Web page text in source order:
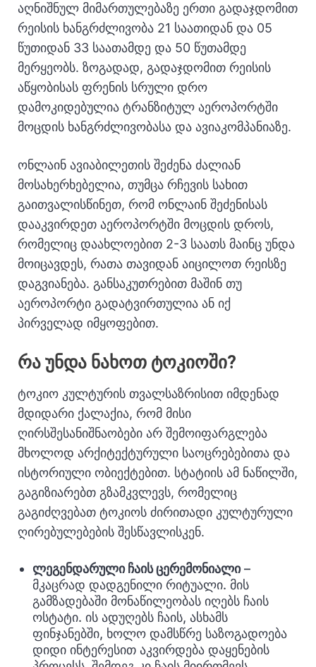
აღნიშნულ მიმართულებაზე ერთი გადაჯდომით
რეისის ხანგრძლივობა 21 საათიდან და 05
წუთიდან 33 საათამდე და 50 წუთამდე
მერყეობს. ზოგადად, გადაჯდომით რეისის
აწყობისას ფრენის სრული დრო
დამოკიდებულია ტრანზიტულ აეროპორტში
მოცდის ხანგრძლივობასა და ავიაკომპანიაზე.
ონლაინ ავიაბილეთის შეძენა ძალიან
მოსახერხებელია, თუმცა რჩევის სახით
გაითვალისწინეთ, რომ ონლაინ შეძენისას
დააკვირდეთ აეროპორტში მოცდის დროს,
რომელიც დაახლოებით 2-3 საათს მაინც უნდა
მოიცავდეს, რათა თავიდან აიცილოთ რეისზე
დაგვიანება. განსაკუთრებით მაშინ თუ
აეროპორტი გადატვირთულია ან იქ
პირველად იმყოფებით.
რა უნდა ნახოთ ტოკიოში?
ტოკიო კულტურის თვალსაზრისით იმდენად
მდიდარი ქალაქია, რომ მისი
ღირსშესანიშნაობები არ შემოიფარგლება
მხოლოდ არქიტექტურული საოცრებებითა და
ისტორიული ობიექტებით. სტატიის ამ ნაწილში,
გაგიზიარებთ გზამკვლევს, რომელიც
გაგიძღვებათ ტოკიოს ძირითადი კულტურული
ღირებულებების შესწავლისკენ.
ლეგენდარული ჩაის ცერემონიალი–
მკაცრად დადგენილი რიტუალი. მის
გამზადებაში მონაწილეობას იღებს ჩაის
ოსტატი. ის ადუღებს ჩაის, ასხამს
ფინჯანებში, ხოლო დამსწრე საზოგადოება
დიდი ინტერესით აკვირდება დაყენების